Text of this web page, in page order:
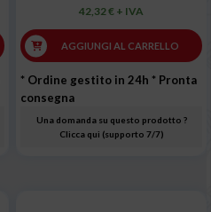
42,32 € + IVA
AGGIUNGI AL CARRELLO
* Ordine gestito in 24h * Pronta
consegna
Una domanda su questo prodotto ?
Clicca qui (supporto 7/7)